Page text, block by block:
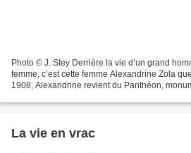
Photo © J. Stey Derrière la vie d’un grand
femme, c’est cette femme Alexandrine Zola
1908, Alexandrine revient du Panthéon,
La vie en vrac